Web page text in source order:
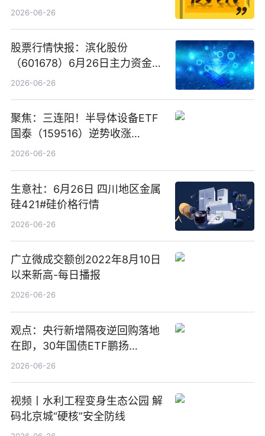
2026-06-26
股票行情快报：滨化股份
（601678）6月26日主力资金净
卖出5964.34万元
2026-06-26
聚焦：三连阳！半导体设备ETF
国泰（159516）逆势收涨
3.5%，近10日累计净流入超65
2026-06-26
生意社：6月26日 四川地区金属
硅421#硅价格行情
2026-06-26
广立微成交额创2022年8月10日
以来新高-每日播报
2026-06-26
观点：央行新增隔夜逆回购落地
在即，30年国债ETF鹏扬
(511090) 盘中小幅上涨
2026-06-26
视频丨水利工程变身生态公园 解
码北京城“硬核”安全防线